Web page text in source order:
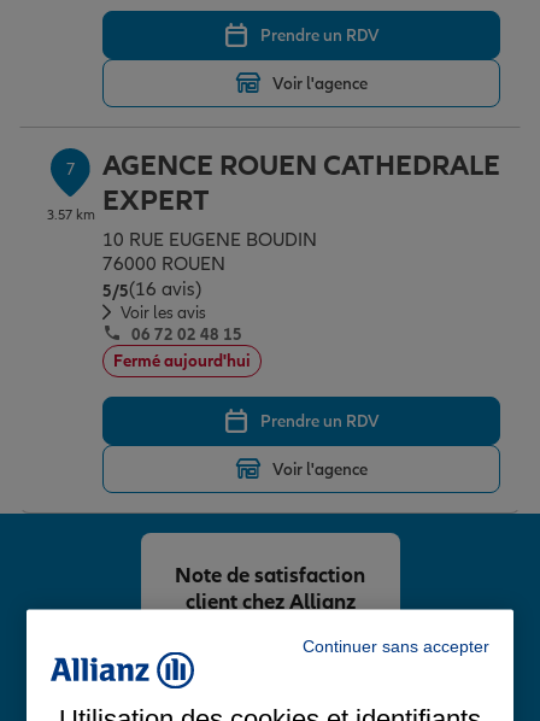
Prendre un RDV
Voir l'agence
7
3.57 km
AGENCE ROUEN CATHEDRALE
EXPERT
10 RUE EUGENE BOUDIN
76000 ROUEN
5/5Note de 5 sur 5
(16 avis)
Voir les avis
06 72 02 48 15
Fermé aujourd'hui
Prendre un RDV
Voir l'agence
/5
Note de satisfaction
client chez Allianz
Continuer sans accepter